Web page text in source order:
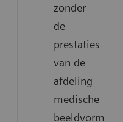
zonder
de
prestaties
van de
afdeling
medische
beeldvorming